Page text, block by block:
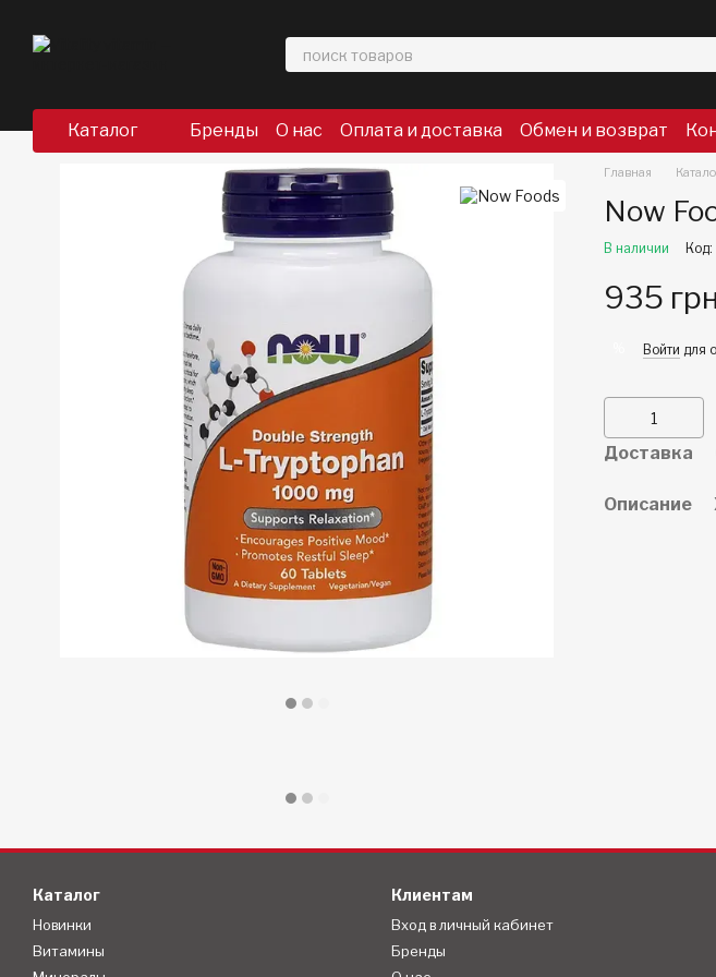
Каталог Бренды О нас Оплата и доставка Обмен и возврат
Главная
Now
В наличии
935 грн
Войти для
Доставка
Описание
Каталог
Новинки
Витамины
Клиентам
Вход в личный кабинет
Бренды